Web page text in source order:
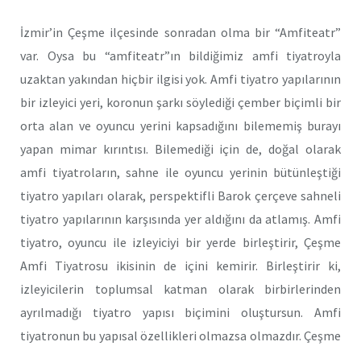
İzmir’in Çeşme ilçesinde sonradan olma bir “Amfiteatr”
var. Oysa bu “amfiteatr”ın bildiğimiz amfi tiyatroyla
uzaktan yakından hiçbir ilgisi yok. Amfi tiyatro yapılarının
bir izleyici yeri, koronun şarkı söylediği çember biçimli bir
orta alan ve oyuncu yerini kapsadığını bilememiş burayı
yapan mimar kırıntısı. Bilemediği için de, doğal olarak
amfi tiyatroların, sahne ile oyuncu yerinin bütünleştiği
tiyatro yapıları olarak, perspektifli Barok çerçeve sahneli
tiyatro yapılarının karşısında yer aldığını da atlamış. Amfi
tiyatro, oyuncu ile izleyiciyi bir yerde birleştirir, Çeşme
Amfi Tiyatrosu ikisinin de içini kemirir. Birleştirir ki,
izleyicilerin toplumsal katman olarak birbirlerinden
ayrılmadığı tiyatro yapısı biçimini oluştursun. Amfi
tiyatronun bu yapısal özellikleri olmazsa olmazdır. Çeşme